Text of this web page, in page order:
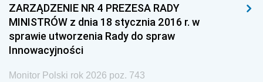
ZARZĄDZENIE NR 4 PREZESA RADY
MINISTRÓW z dnia 18 stycznia 2016 r. w
sprawie utworzenia Rady do spraw
Innowacyjności
Monitor Polski rok 2026 poz. 743